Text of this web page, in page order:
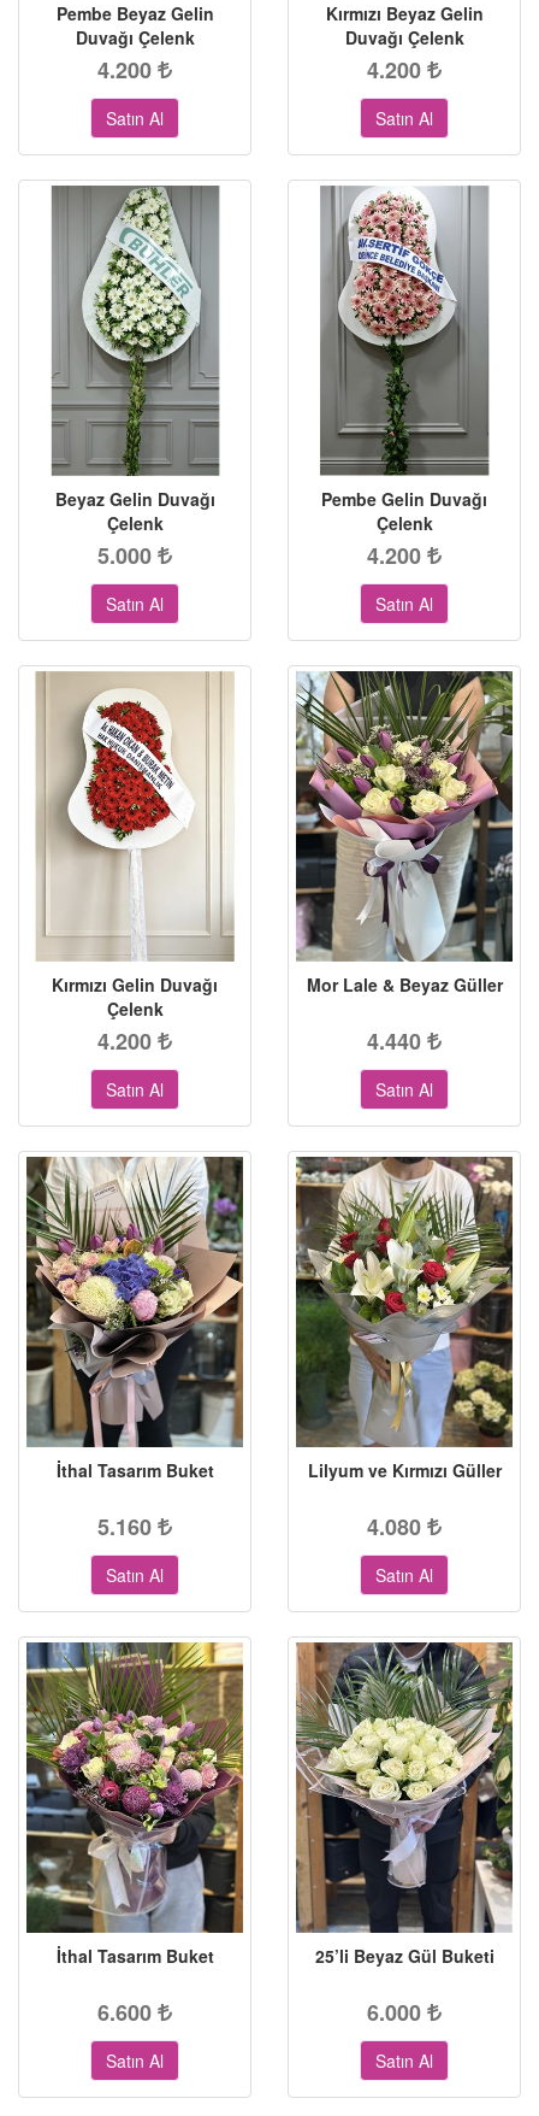
Pembe Beyaz Gelin
Duvağı Çelenk
4.200
Satın Al
Kırmızı Beyaz Gelin
Duvağı Çelenk
4.200
Satın Al
Beyaz Gelin Duvağı
Çelenk
5.000
Satın Al
Pembe Gelin Duvağı
Çelenk
4.200
Satın Al
Kırmızı Gelin Duvağı
Çelenk
4.200
Satın Al
Mor Lale & Beyaz Güller
4.440
Satın Al
İthal Tasarım Buket
5.160
Satın Al
Lilyum ve Kırmızı Güller
4.080
Satın Al
İthal Tasarım Buket
6.600
Satın Al
25’li Beyaz Gül Buketi
6.000
Satın Al